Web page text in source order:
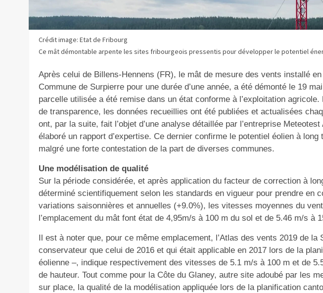
Crédit image: Etat de Fribourg
Ce mât démontable arpente les sites fribourgeois pressentis pour développer le potentiel
Après celui de Billens-Hennens (FR), le mât de mesure des vents installé
Commune de Surpierre pour une durée d’une année, a été démonté le 19
parcelle utilisée a été remise dans un état conforme à l’exploitation agricole.
de transparence, les données recueillies ont été publiées et actualisées
ont, par la suite, fait l’objet d’une analyse détaillée par l’entreprise Meteotest
élaboré un rapport d’expertise. Ce dernier confirme le potentiel éolien à long
malgré une forte contestation de la part de diverses communes.
Une modélisation de qualité
Sur la période considérée, et après application du facteur de correction à
déterminé scientifiquement selon les standards en vigueur pour prendre en
variations saisonnières et annuelles (+9.0%), les vitesses moyennes du
l’emplacement du mât font état de 4,95m/s à 100 m du sol et de 5.46 m/s à
Il est à noter que, pour ce même emplacement, l’Atlas des vents 2019 de la
conservateur que celui de 2016 et qui était applicable en 2017 lors de la
éolienne –, indique respectivement des vitesses de 5.1 m/s à 100 m et de
de hauteur. Tout comme pour la Côte du Glaney, autre site adoubé par les
sur place, la qualité de la modélisation appliquée lors de la planification